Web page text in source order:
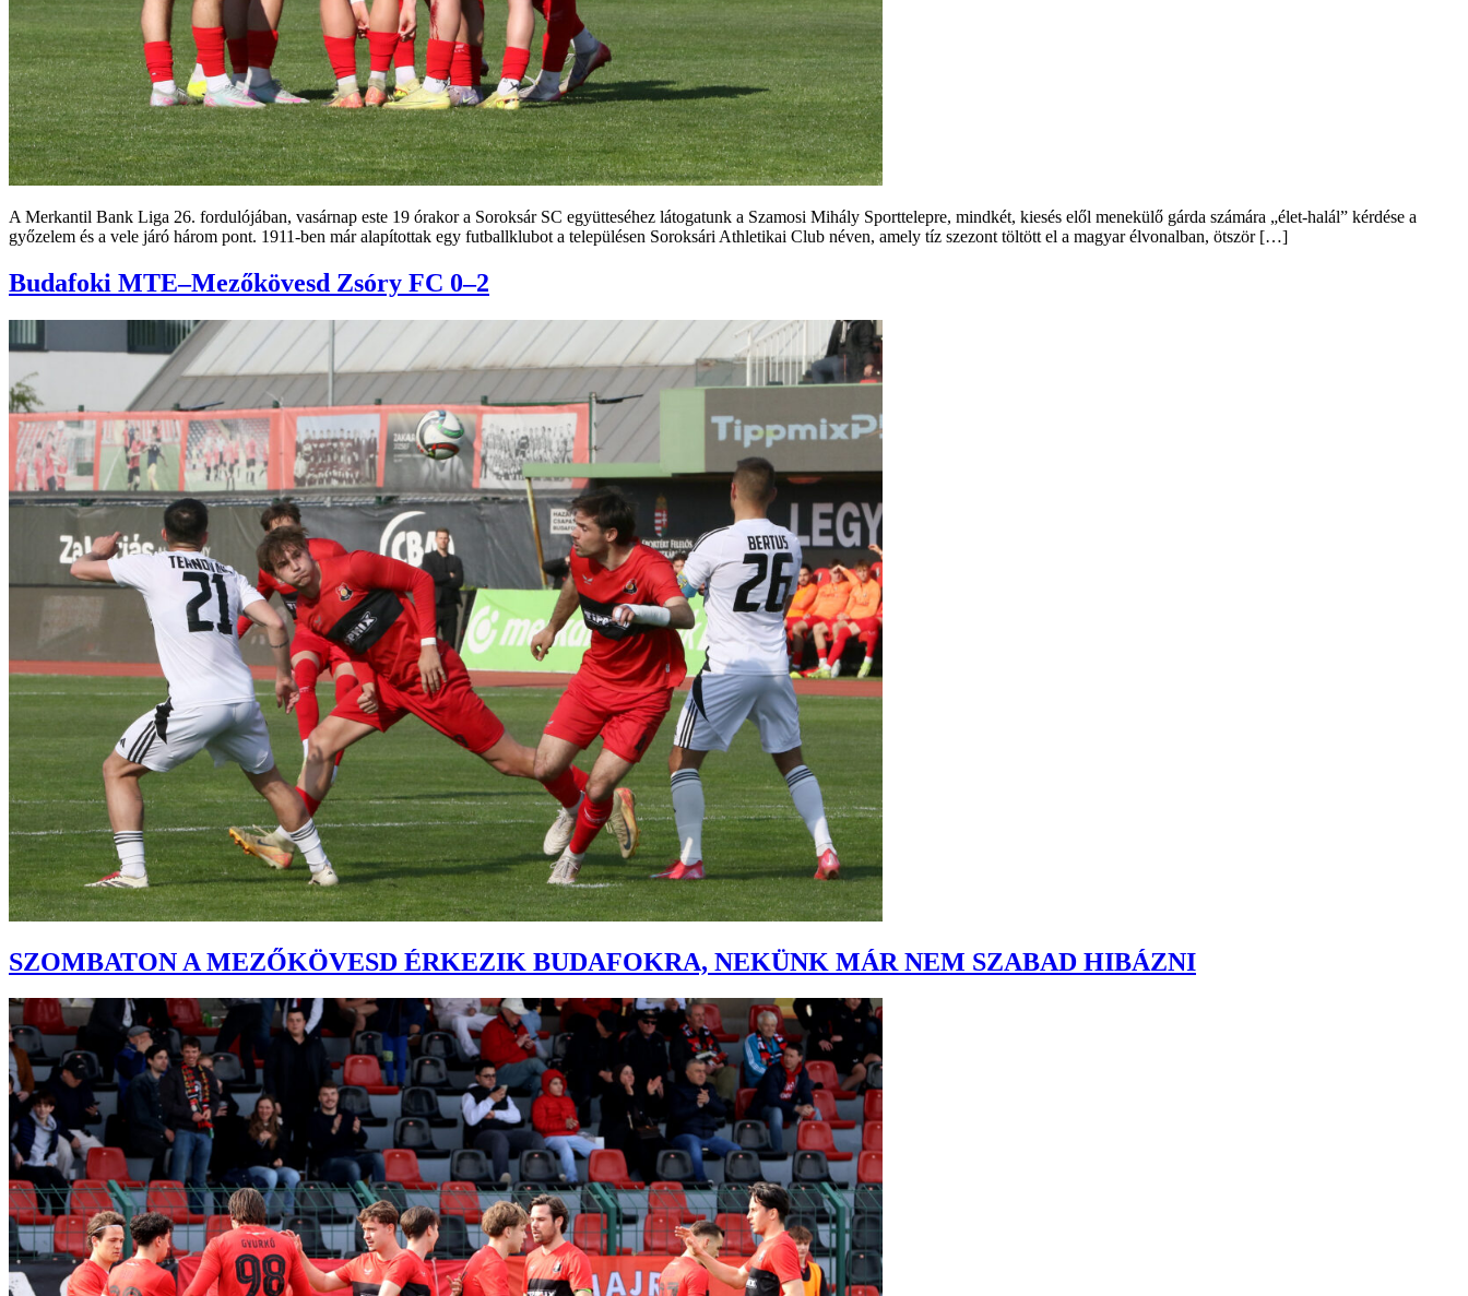
A Merkantil Bank Liga 26. fordulójában, vasárnap este 19 órakor a Soroksár SC együtteséhez látogatunk a Szamosi Mihály Sporttelepre, mindkét, kiesés elől menekülő gárda számára „élet-halál” kérdése a
győzelem és a vele járó három pont. 1911-ben már alapítottak egy futballklubot a településen Soroksári Athletikai Club néven, amely tíz szezont töltött el a magyar élvonalban, ötször […]
Budafoki MTE–Mezőkövesd Zsóry FC 0–2
SZOMBATON A MEZŐKÖVESD ÉRKEZIK BUDAFOKRA, NEKÜNK MÁR NEM SZABAD HIBÁZNI